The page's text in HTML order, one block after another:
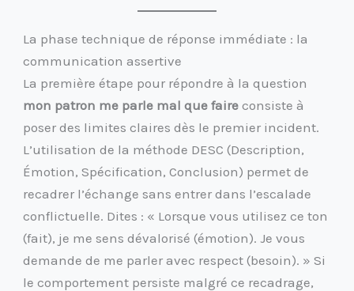
La phase technique de réponse immédiate : la
communication assertive
La première étape pour répondre à la question
mon patron me parle mal que faire consiste à
poser des limites claires dès le premier incident.
L’utilisation de la méthode DESC (Description,
Émotion, Spécification, Conclusion) permet de
recadrer l’échange sans entrer dans l’escalade
conflictuelle. Dites : « Lorsque vous utilisez ce ton
(fait), je me sens dévalorisé (émotion). Je vous
demande de me parler avec respect (besoin). » Si
le comportement persiste malgré ce recadrage,